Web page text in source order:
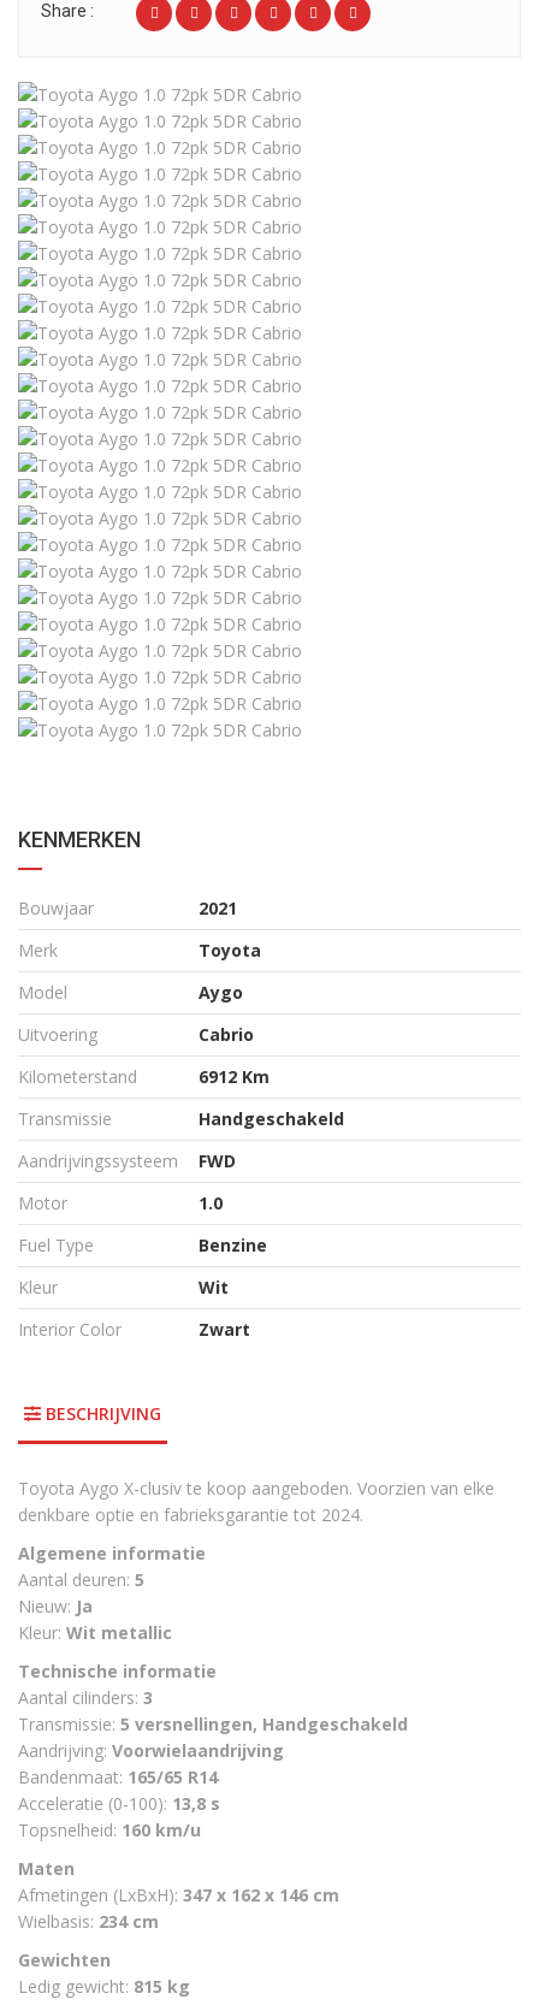
Share :
KENMERKEN
Bouwjaar
2021
Merk
Toyota
Model
Aygo
Uitvoering
Cabrio
Kilometerstand
6912 Km
Transmissie
Handgeschakeld
Aandrijvingssysteem
FWD
Motor
1.0
Fuel Type
Benzine
Kleur
Wit
Interior Color
Zwart
BESCHRIJVING
Toyota Aygo X-clusiv te koop aangeboden. Voorzien van elke
denkbare optie en fabrieksgarantie tot 2024.
Algemene informatie
Aantal deuren: 5
Nieuw: Ja
Kleur: Wit metallic
Technische informatie
Aantal cilinders: 3
Transmissie: 5 versnellingen, Handgeschakeld
Aandrijving: Voorwielaandrijving
Bandenmaat: 165/65 R14
Acceleratie (0-100): 13,8 s
Topsnelheid: 160 km/u
Maten
Afmetingen (LxBxH): 347 x 162 x 146 cm
Wielbasis: 234 cm
Gewichten
Ledig gewicht: 815 kg